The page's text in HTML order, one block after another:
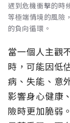
遇到危機衝擊的時
等極端情境的風險
的負向循環。
當一個人主觀
時，可能因低
病、失能、意
影響身心健康
險時更加脆弱